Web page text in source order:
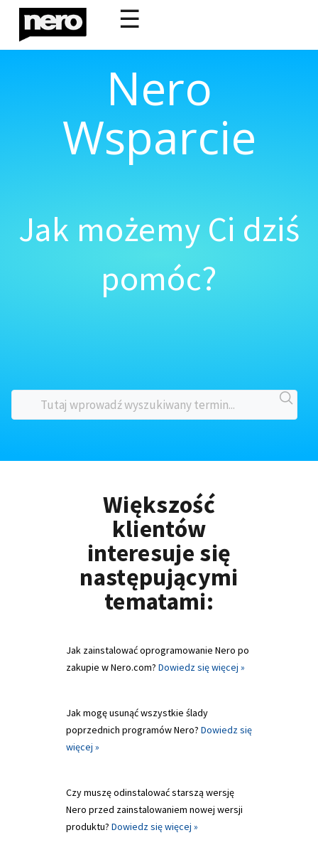
☰
Nero
Wsparcie
Jak możemy Ci dziś
pomóc?
Większość
klientów
interesuje się
następującymi
tematami:
Jak zainstalować oprogramowanie Nero po
zakupie w Nero.com? Dowiedz się więcej »
Jak mogę usunąć wszystkie ślady
poprzednich programów Nero? Dowiedz się
więcej »
Czy muszę odinstalować starszą wersję
Nero przed zainstalowaniem nowej wersji
produktu? Dowiedz się więcej »